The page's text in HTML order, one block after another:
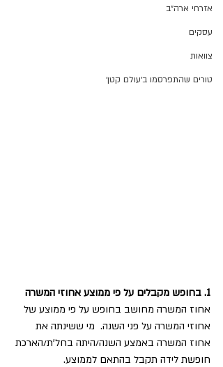
אזרחי ארה״ב
עסקים
צוואות
טורים שהתפרסמו ב׳עולם קטן׳
1. בחופש מקבלים על פי ממוצע אחוזי המשרה
אחוז המשרה מחושב בחופש על פי ממוצע של
אחוזי המשרה על פני השנה.  מי ששינתה את
אחוז המשרה באמצע השנה/היתה בחל'ת/הארכת
חופשת לידה תקבל בהתאם לממוצע.